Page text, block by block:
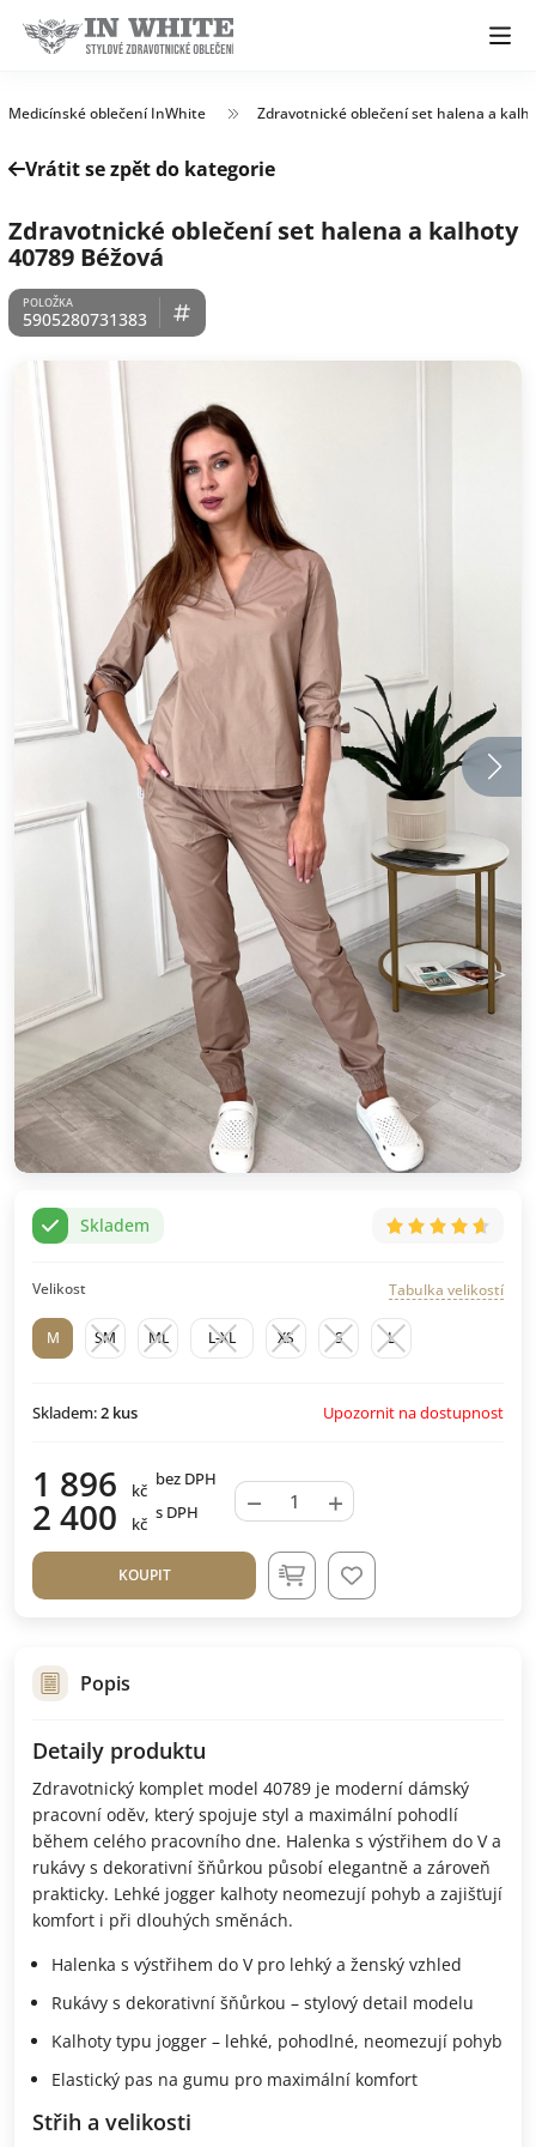
Medicínské oblečení InWhite Zdravotnické oblečení set halena a
Vrátit se zpět do kategorie
Zdravotnické oblečení set halena a kalhoty
40789 Béžová
5905280731383
Skladem
Velikost Tabulka velikostí
M SM ML L-XL XS S L
Skladem:2 kus Upozornit na dostupnost
1 896 kč
bez DPH
2 400 kč
s DPH − +
KOUPIT
Popis
Detaily produktu
Zdravotnický komplet model 40789 je moderní dámský
pracovní oděv, který spojuje styl a maximální pohodlí
během celého pracovního dne. Halenka s výstřihem do V a
rukávy s dekorativní šňůrkou působí elegantně a zároveň
prakticky. Lehké jogger kalhoty neomezují pohyb a zajišťují
komfort i při dlouhých směnách.
Halenka s výstřihem do V pro lehký a ženský vzhled
Rukávy s dekorativní šňůrkou – stylový detail modelu
Kalhoty typu jogger – lehké, pohodlné, neomezují pohyb
Elastický pas na gumu pro maximální komfort
Střih a velikosti